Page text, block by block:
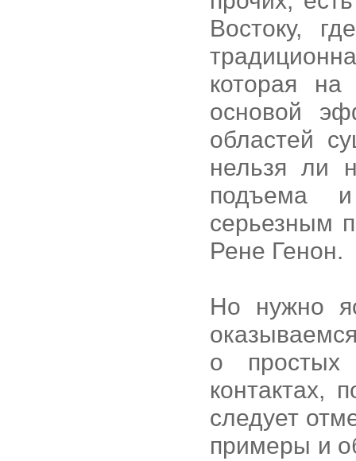
Востоку,
которая
основой
областей
нельзя ли
подъема
серьезным
Рене Генон.
Но нужно
о простых
контактах,
следует
примеры и